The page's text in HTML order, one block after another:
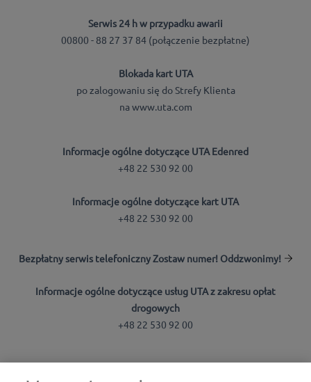
Serwis 24 h w przypadku awarii
00800 - 88 27 37 84 (połączenie bezpłatne)
Blokada kart UTA
po zalogowaniu się do Strefy Klienta
na www.uta.com
Informacje ogólne dotyczące UTA Edenred
+48 22 530 92 00
Informacje ogólne dotyczące kart UTA
+48 22 530 92 00
Bezpłatny serwis telefoniczny Zostaw numer! Oddzwonimy!
Informacje ogólne dotyczące usług UTA z zakresu opłat
drogowych
+48 22 530 92 00